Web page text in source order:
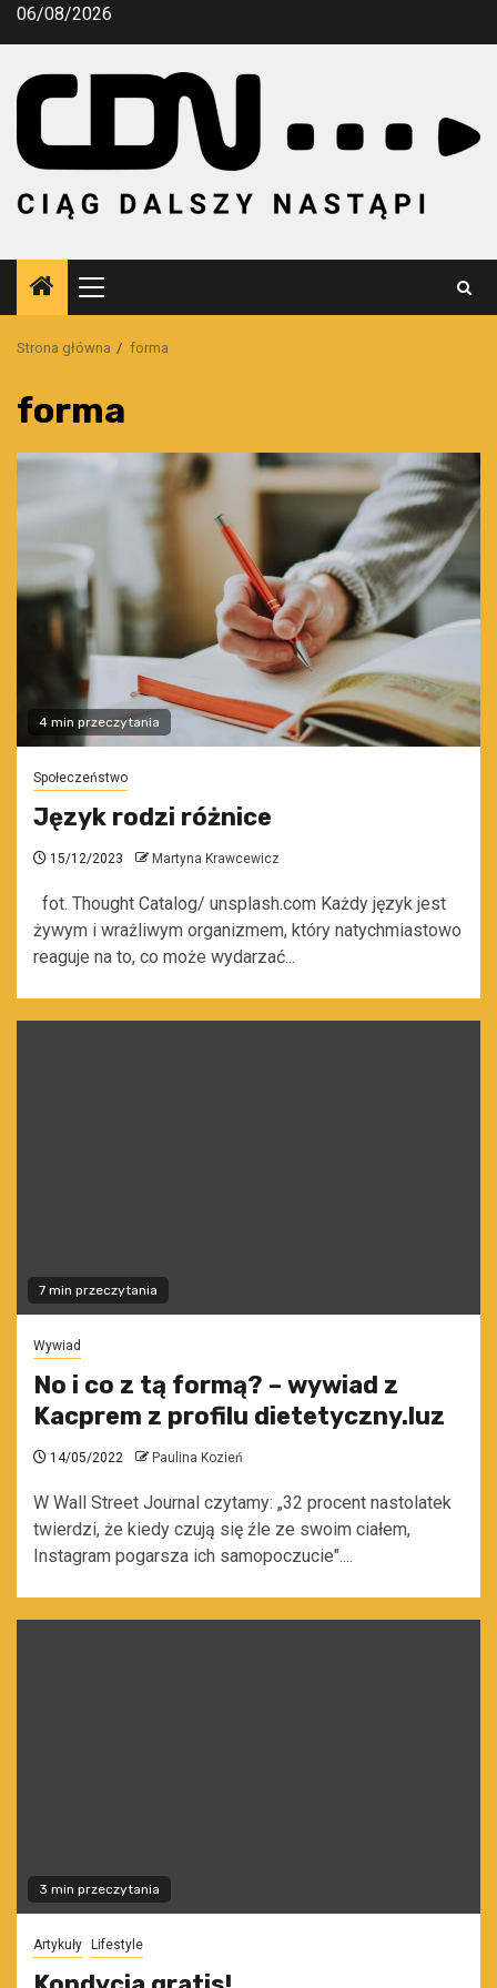
Przejdź
06/08/2026
Menu
główne
Strona główna forma
forma
4 min przeczytania
Społeczeństwo
Język rodzi różnice
15/12/2023 Martyna Krawcewicz
fot. Thought Catalog/ unsplash.com Każdy język jest
żywym i wrażliwym organizmem, który natychmiastowo
reaguje na to, co może wydarzać...
7 min przeczytania
Wywiad
No i co z tą formą? – wywiad z
Kacprem z profilu dietetyczny.luz
14/05/2022 Paulina Kozień
W Wall Street Journal czytamy: „32 procent nastolatek
twierdzi, że kiedy czują się źle ze swoim ciałem,
Instagram pogarsza ich samopoczucie"....
3 min przeczytania
Artykuły Lifestyle